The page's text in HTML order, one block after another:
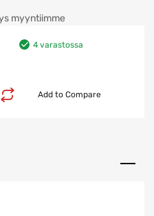
myyntiimme
4 varastossa
Add to Compare